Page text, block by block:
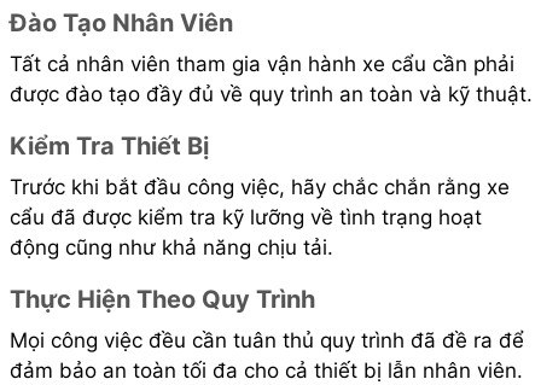
Đào Tạo Nhân Viên
Tất cả nhân viên tham gia vận hành xe cẩu cần phải
được đào tạo đầy đủ về quy trình an toàn và kỹ thuật.
Kiểm Tra Thiết Bị
Trước khi bắt đầu công việc, hãy chắc chắn rằng xe
cẩu đã được kiểm tra kỹ lưỡng về tình trạng hoạt
động cũng như khả năng chịu tải.
Thực Hiện Theo Quy Trình
Mọi công việc đều cần tuân thủ quy trình đã đề ra để
đảm bảo an toàn tối đa cho cả thiết bị lẫn nhân viên.